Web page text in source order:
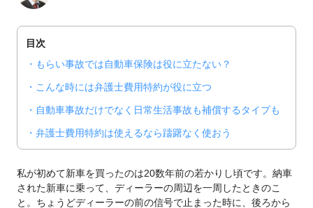
目次
もらい事故では自動車保険は役に立たない？
こんな時には弁護士費用特約が役に立つ
自動車事故だけでなく日常生活事故も補償するタイプも
弁護士費用特約は使えるなら躊躇なく使おう
私が初めて新車を買ったのは20数年前の若かりし頃です。納車
された新車に乗って、ディーラーの周辺を一周したときのこ
と。ちょうどディーラーの前の信号で止まった時に、後ろから